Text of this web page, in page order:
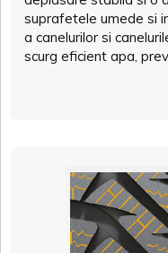
suprafetele umede si
a canelurilor si
scurg eficient apa,